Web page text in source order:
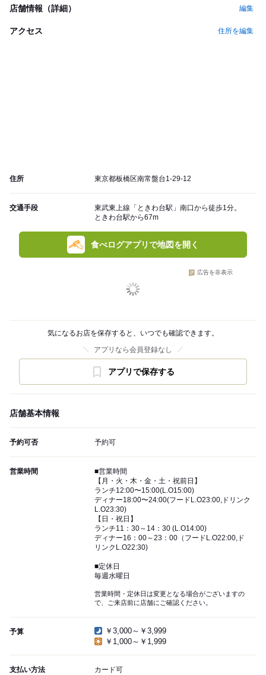
店舗情報（詳細） 編集
アクセス 住所を編集
住所 東京都板橋区南常盤台1-29-12
交通手段
東武東上線「ときわ台駅」南口から徒歩1分。
ときわ台駅から67m
食べログアプリで地図を開く
広告を非表示
気になるお店を保存すると、いつでも確認できます。
アプリなら会員登録なし
アプリで保存する
店舗基本情報
予約可否 予約可
営業時間
■営業時間
【月・火・木・金・土・祝前日】
ランチ12:00〜15:00(L.O15:00)
ディナー18:00〜24:00(フードL.O23:00,ドリンク
L.O23:30)
【日・祝日】
ランチ11：30～14：30 (L.O14:00)
ディナー16：00～23：00（フードL.O22:00,ド
リンクL.O22:30)
■定休日
毎週水曜日
営業時間・定休日は変更となる場合がございますの
で、ご来店前に店舗にご確認ください。
予算
￥3,000～￥3,999
￥1,000～￥1,999
支払い方法 カード可